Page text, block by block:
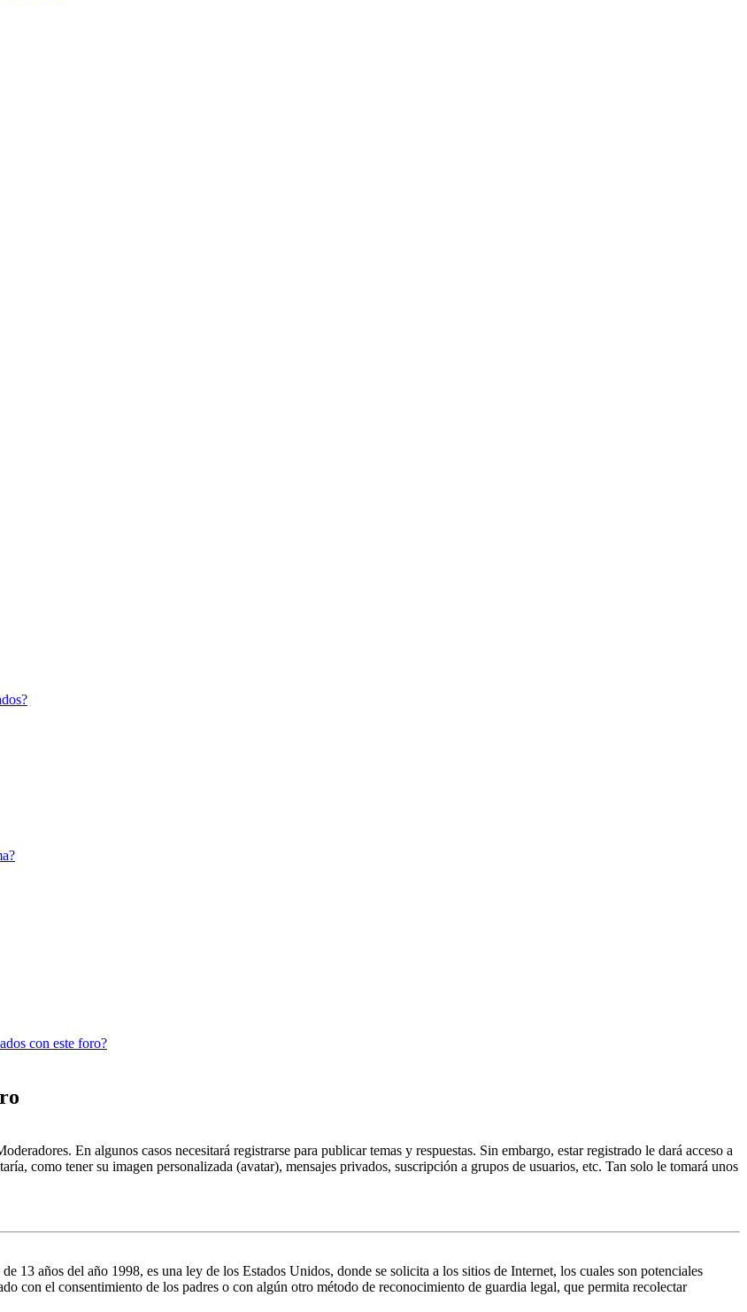
con este foro?
En algunos casos necesitará registrarse para publicar temas y respuestas. Sin embargo, estar registrado le dará acceso a
como tener su imagen personalizada (avatar), mensajes privados, suscripción a grupos de usuarios, etc. Tan solo le tomará unos
13 años del año 1998, es una ley de los Estados Unidos, donde se solicita a los sitios de Internet, los cuales son potenciales
con el consentimiento de los padres o con algún otro método de reconocimiento de guardia legal, que permita recolectar